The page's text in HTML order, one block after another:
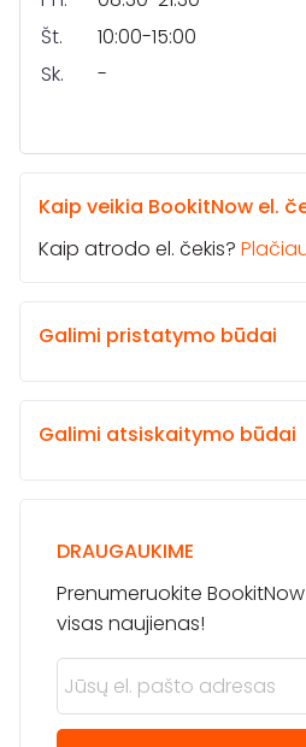
Št.
10:00-15:00
Sk.
-
Kaip veikia BookitNow el.
Kaip atrodo el. čekis?
Galimi pristatymo būdai
Galimi atsiskaitymo būdai
DRAUGAUKIME
Prenumeruokite BookitNow
visas naujienas!